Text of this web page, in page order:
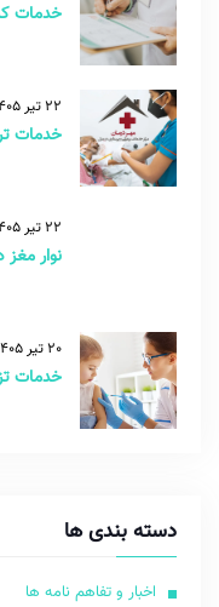
خدمات
22 تیر 1405
خدمات
22 تیر 1405
نوار مغز
20 تیر 1405
خدمات
دسته بندی ها
اخبار و تفاهم نامه ها